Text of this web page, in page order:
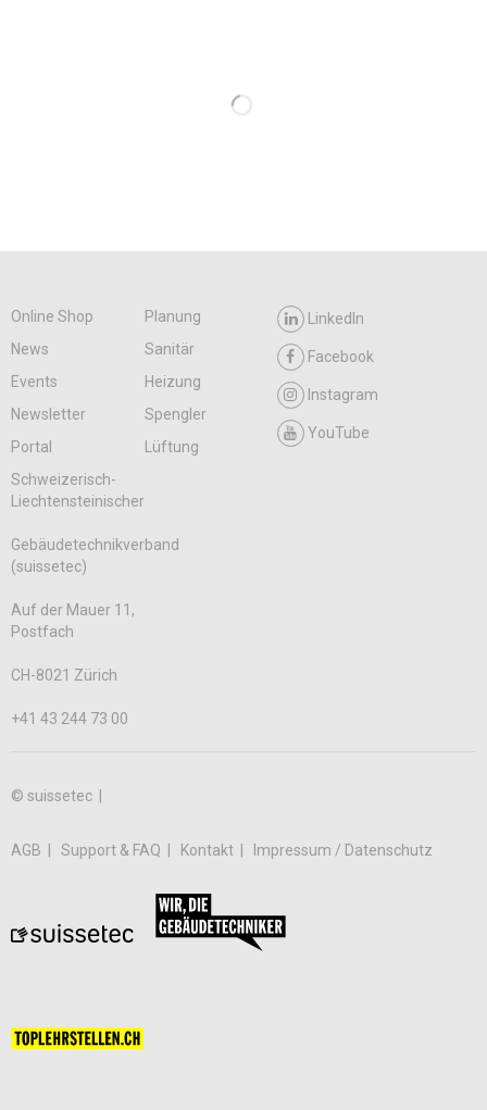
Online Shop
Planung
News
Sanitär
Events
Heizung
Newsletter
Spengler
Portal
Lüftung
LinkedIn
Facebook
Instagram
YouTube
Schweizerisch-
Liechtensteinischer
Gebäudetechnikverband
(suissetec)
Auf der Mauer 11,
Postfach
CH-8021 Zürich
+41 43 244 73 00
© suissetec |
AGB Support & FAQ Kontakt Impressum / Datenschutz